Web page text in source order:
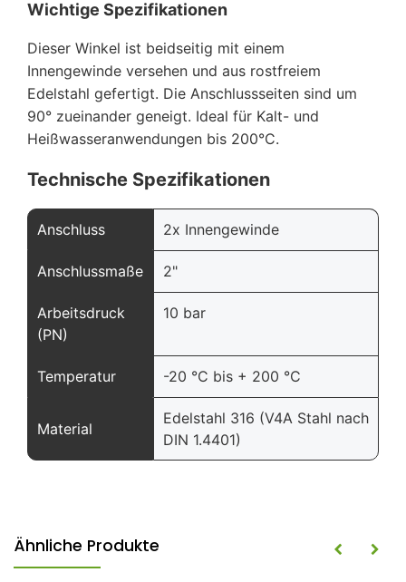
Wichtige Spezifikationen
Dieser Winkel ist beidseitig mit einem
Innengewinde versehen und aus rostfreiem
Edelstahl gefertigt. Die Anschlussseiten sind um
90° zueinander geneigt. Ideal für Kalt- und
Heißwasseranwendungen bis 200°C.
Technische Spezifikationen
Anschluss 2x Innengewinde
Anschlussmaße 2"
Arbeitsdruck
(PN)
10 bar
Temperatur -20 °C bis + 200 °C
Material
Edelstahl 316 (V4A Stahl nach
DIN 1.4401)
Ähnliche Produkte